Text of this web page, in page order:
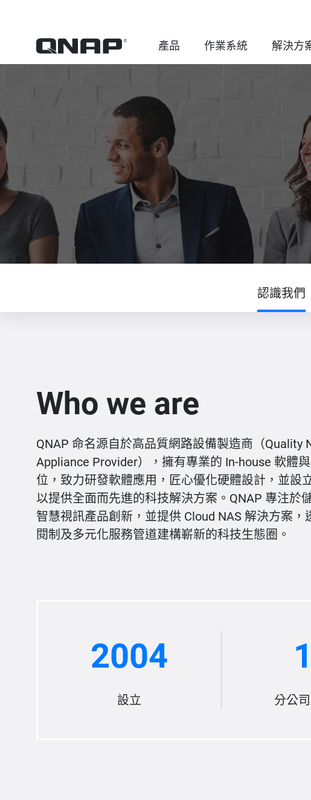
產品 作業系統 解決方
認識我們
Who we are
QNAP 命名源自於高品質網路設備製造商（Quality
Appliance Provider），擁有專業的 In-house 軟體
位，致力研發軟體應用，匠心優化硬體設計，並設
以提供全面而先進的科技解決方案。QNAP 專注於
智慧視訊產品創新，並提供 Cloud NAS 解決方案，
閱制及多元化服務管道建構嶄新的科技生態圈。
2004
設立 分公